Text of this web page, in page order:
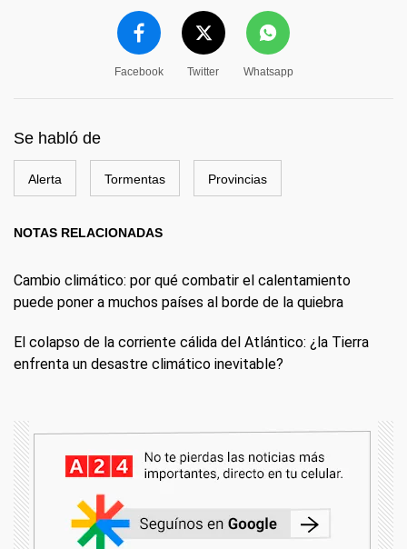
Facebook Twitter Whatsapp
Se habló de
Alerta Tormentas Provincias
NOTAS RELACIONADAS
Cambio climático: por qué combatir el calentamiento
puede poner a muchos países al borde de la quiebra
El colapso de la corriente cálida del Atlántico: ¿la Tierra
enfrenta un desastre climático inevitable?